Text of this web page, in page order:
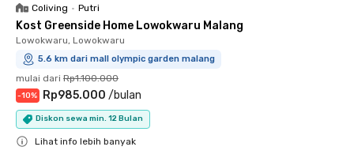
Coliving • Putri
Kost Greenside Home Lowokwaru Malang
Lowokwaru, Lowokwaru
5.6 km dari mall olympic garden malang
mulai dari Rp1.100.000
-10% Rp985.000 /bulan
Diskon sewa min. 12 Bulan
Lihat info lebih banyak